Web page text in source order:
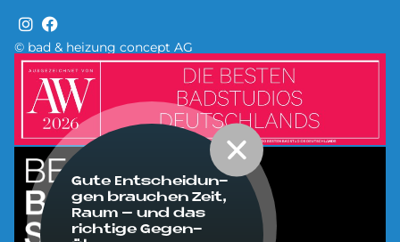
© bad & heizung concept AG
Bild
Gute Ent­schei­dun­
gen brau­chen Zeit,
Raum – und das
rich­ti­ge Ge­gen­